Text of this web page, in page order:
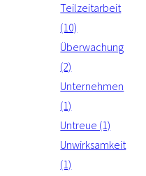
Teilzeitarbeit
(10)
Überwachung
(2)
Unternehmen
(1)
Untreue (1)
Unwirksamkeit
(1)